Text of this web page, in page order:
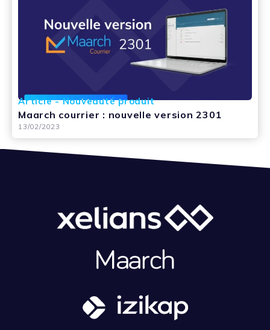
Article - Nouveauté produit
Maarch courrier : nouvelle version 2301
13/02/2023